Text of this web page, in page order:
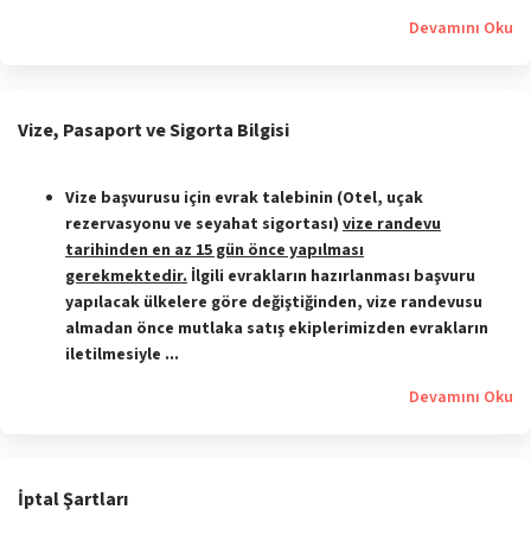
Devamını Oku
Vize, Pasaport ve Sigorta Bilgisi
Vize başvurusu için evrak talebinin (Otel, uçak
rezervasyonu ve seyahat sigortası) vize randevu
tarihinden en az 15 gün önce yapılması
gerekmektedir. İlgili evrakların hazırlanması başvuru
yapılacak ülkelere göre değiştiğinden, vize randevusu
almadan önce mutlaka satış ekiplerimizden evrakların
iletilmesiyle ...
Devamını Oku
İptal Şartları